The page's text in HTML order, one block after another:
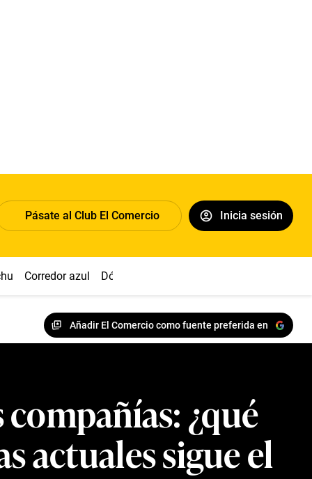
Pásate al Club El Comercio Inicia sesión
Corredor azul Dólar
Añadir El Comercio como fuente preferida en
¿qué
actuales sigue el